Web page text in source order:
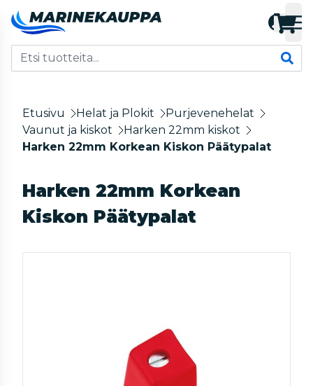
Etusivu Helat ja Plokit
Purjevenehelat
Vaunut ja kiskot
Harken 22mm kiskot
Harken 22mm Korkean Kiskon Päätypalat
Harken 22mm Korkean
Kiskon Päätypalat